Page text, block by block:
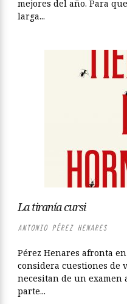
mejores del año. Para
larga...
La tiranía cursi
ANTONIO PÉREZ HENARES
Pérez Henares afronta
considera cuestiones de
necesitan de un
parte...